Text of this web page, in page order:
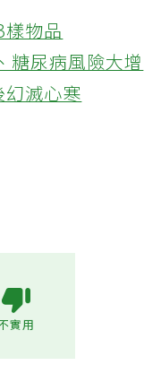
樣物品
糖尿病風險大增
滅心寒
不實用